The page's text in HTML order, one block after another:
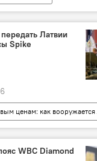
Латвии
Spike
Spike
Израиль
WBC Diamond